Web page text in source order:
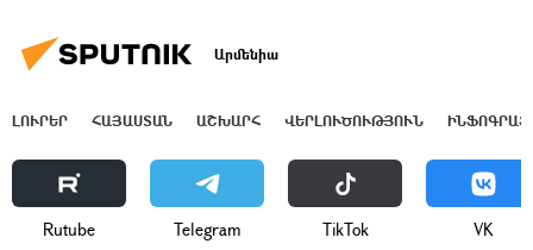
Արմենիա
ԼՈՒՐԵՐ ՀԱՅԱՍՏԱՆ ԱՇԽԱՐՀ ՎԵՐԼՈՒԾՈՒԹՅՈՒՆ
Rutube Telegram ТikТоk VK